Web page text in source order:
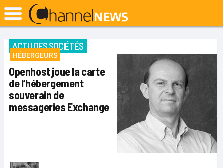
ACTU DES SOCIÉTÉS
HÉBERGEURS
Openhost joue la carte
de l’hébergement
souverain de
messageries Exchange